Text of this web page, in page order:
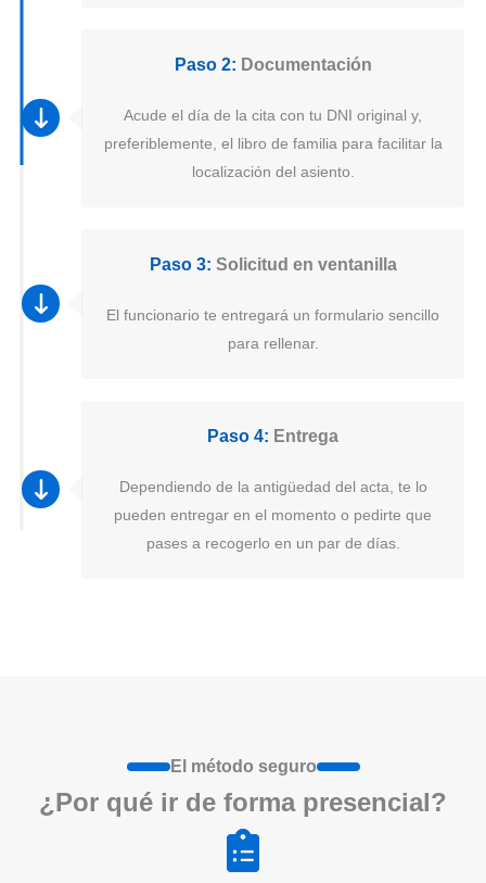
Paso 2: Documentación
Acude el día de la cita con tu DNI original y,
preferiblemente, el libro de familia para facilitar la
localización del asiento.
Paso 3: Solicitud en ventanilla
El funcionario te entregará un formulario sencillo
para rellenar.
Paso 4: Entrega
Dependiendo de la antigüedad del acta, te lo
pueden entregar en el momento o pedirte que
pases a recogerlo en un par de días.
El método seguro
¿Por qué ir de formapresencial?